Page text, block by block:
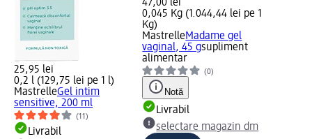
25,95 lei
0,2 l (129,75 lei pe 1 l)
MastrelleGel intim
sensitive, 200 ml
(11)
Livrabil
47,00 lei
0,045 Kg (1.044,44 lei pe 1
Kg)
MastrelleMadame gel
vaginal, 45 gsupliment
alimentar
(0)
Notă
Livrabil
selectare magazin dm